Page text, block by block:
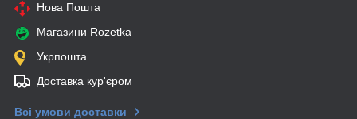
Нова Пошта
Магазини Rozetka
Укрпошта
Доставка кур'єром
Всі умови доставки